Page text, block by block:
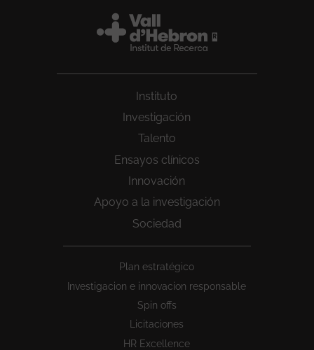
Instituto
Investigación
Talento
Ensayos clínicos
Innovación
Apoyo a la investigación
Sociedad
Plan estratégico
Investigacion e innovacion responsable
Spin offs
Licitaciones
HR Excellence